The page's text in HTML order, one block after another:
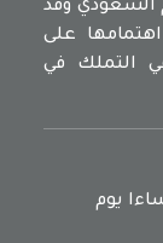
السعودي وقد
على
التملك في
4:00 مساءا الى 9:00 مساءا يوم